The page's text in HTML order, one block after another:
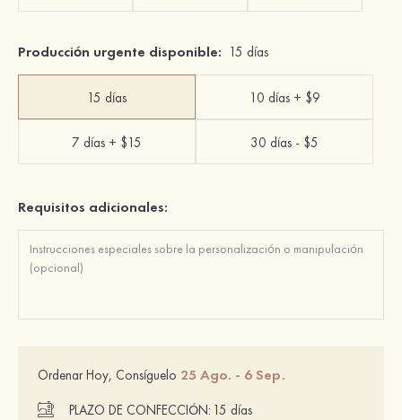
Producción urgente disponible: 15 días
15 días 10 días + $9
7 días + $15 30 días - $5
Requisitos adicionales:
Ordenar Hoy, Consíguelo 25 Ago. - 6 Sep.
PLAZO DE CONFECCIÓN: 15 días